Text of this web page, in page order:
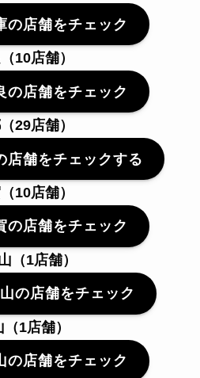
店舗をチェック
10店舗）
店舗をチェック
29店舗）
舗をチェックする
10店舗）
店舗をチェック
（1店舗）
の店舗をチェック
（1店舗）
店舗をチェック